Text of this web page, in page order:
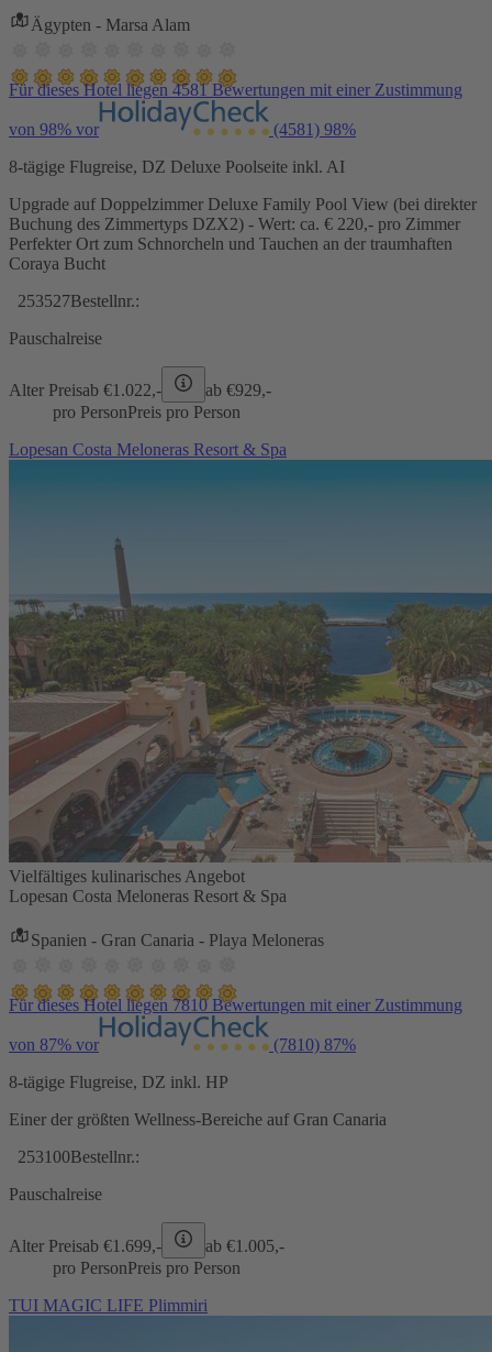
Ägypten - Marsa Alam
Für dieses Hotel liegen 4581 Bewertungen mit einer Zustimmung
von 98% vor (4581) 98%
8-tägige Flugreise, DZ Deluxe Poolseite inkl. AI
Upgrade auf Doppelzimmer Deluxe Family Pool View (bei direkter
Buchung des Zimmertyps DZX2) - Wert: ca. € 220,- pro Zimmer
Perfekter Ort zum Schnorcheln und Tauchen an der traumhaften
Coraya Bucht
253527Bestellnr.:
Pauschalreise
Alter Preisab €1.022,- ab €929,-
pro PersonPreis pro Person
Lopesan Costa Meloneras Resort & Spa
Vielfältiges kulinarisches Angebot
Lopesan Costa Meloneras Resort & Spa
Spanien - Gran Canaria - Playa Meloneras
Für dieses Hotel liegen 7810 Bewertungen mit einer Zustimmung
von 87% vor (7810) 87%
8-tägige Flugreise, DZ inkl. HP
Einer der größten Wellness-Bereiche auf Gran Canaria
253100Bestellnr.:
Pauschalreise
Alter Preisab €1.699,- ab €1.005,-
pro PersonPreis pro Person
TUI MAGIC LIFE Plimmiri